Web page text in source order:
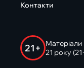
Контакти
21+
Матеріали
21 року